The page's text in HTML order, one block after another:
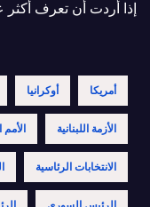
إذا أردت أن تعرف
أمريكا أوكرانيا
الأزمة اللبنانية
الانتخابات الرئاسية